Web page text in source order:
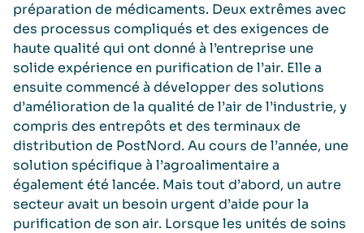
préparation de médicaments. Deux extrêmes avec
des processus compliqués et des exigences de
haute qualité qui ont donné à l’entreprise une
solide expérience en purification de l’air. Elle a
ensuite commencé à développer des solutions
d’amélioration de la qualité de l’air de l’industrie, y
compris des entrepôts et des terminaux de
distribution de PostNord. Au cours de l’année, une
solution spécifique à l’agroalimentaire a
également été lancée. Mais tout d’abord, un autre
secteur avait un besoin urgent d’aide pour la
purification de son air. Lorsque les unités de soins